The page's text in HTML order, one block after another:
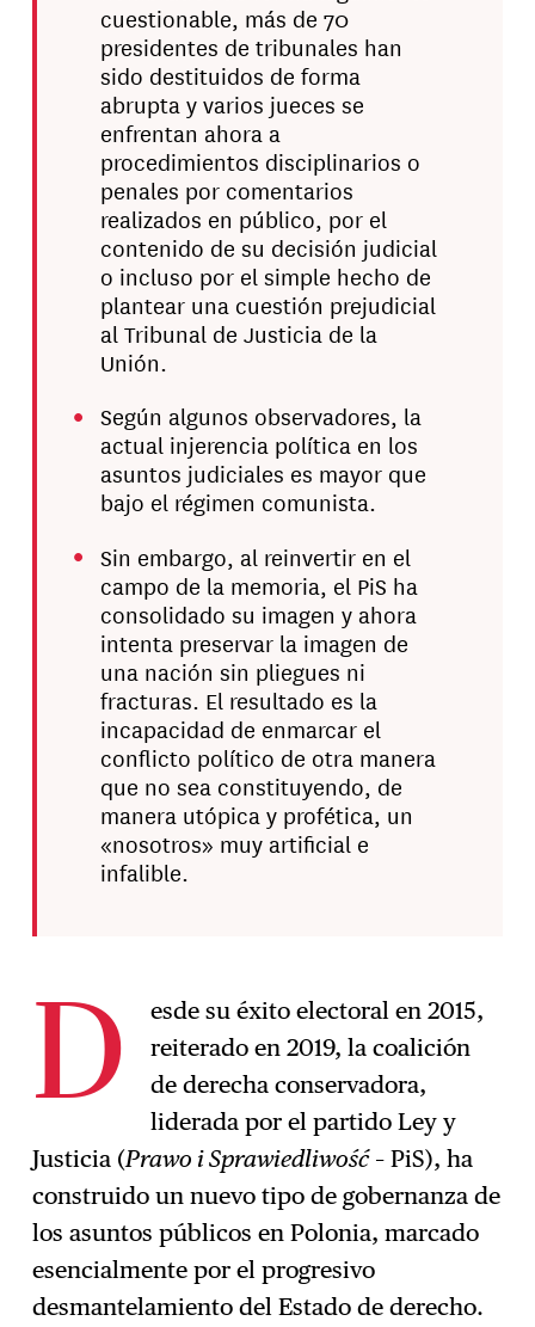
cuestionable, más de 70
presidentes de tribunales han
sido destituidos de forma
abrupta y varios jueces se
enfrentan ahora a
procedimientos disciplinarios o
penales por comentarios
realizados en público, por el
contenido de su decisión judicial
o incluso por el simple hecho de
plantear una cuestión prejudicial
al Tribunal de Justicia de la
Unión.
Según algunos observadores, la
actual injerencia política en los
asuntos judiciales es mayor que
bajo el régimen comunista.
Sin embargo, al reinvertir en el
campo de la memoria, el PiS ha
consolidado su imagen y ahora
intenta preservar la imagen de
una nación sin pliegues ni
fracturas. El resultado es la
incapacidad de enmarcar el
conflicto político de otra manera
que no sea constituyendo, de
manera utópica y profética, un
«nosotros» muy artificial e
infalible.
D
esde su éxito electoral en 2015,
reiterado en 2019, la coalición
de derecha conservadora,
liderada por el partido Ley y
Justicia (Prawo i Sprawiedliwość– PiS), ha
construido un nuevo tipo de gobernanza de
los asuntos públicos en Polonia, marcado
esencialmente por el progresivo
desmantelamiento del Estado de derecho.